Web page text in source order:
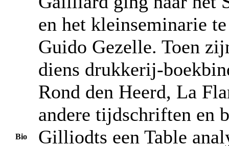
Bio
en het kleinseminarie
Guido Gezelle. Toen
diens drukkerij-
Rond den Heerd, La
andere tijdschriften en
Gilliodts een Table